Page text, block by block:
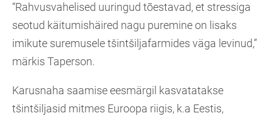
“Rahvusvahelised uuringud tõestavad, et stressiga
seotud käitumishäired nagu puremine on lisaks
imikute suremusele tšintšiljafarmides väga levinud,”
märkis Taperson.
Karusnaha saamise eesmärgil kasvatatakse
tšintšiljasid mitmes Euroopa riigis, k.a Eestis,